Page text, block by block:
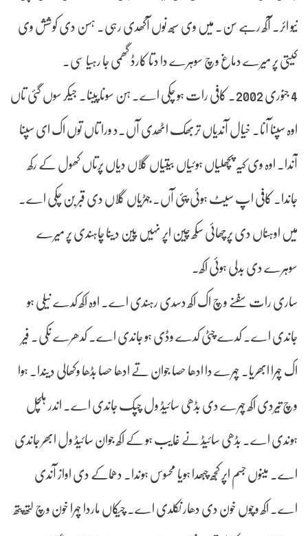
نیو ائر۔ آکھ رہے سن۔ میں وی سبھ نوں آکھدی رہی۔ ہسن دی کوشش وی
کیتی پر میرے دماغ وچ سوہرے دا دتا کارڈ گھمی جا رہیا سی۔
4 جنوری 2002۔ کافی رات ہو چکی اے۔ ہن سونا پینا۔ جیکر سوں گئی تاں
اوہ سپنا آنا۔ خیال آندیاں تربھک اٹھدی آں۔د ورا تاں توں اک ای سپنا
آندا۔ اوہ وی کیہ پچھلیاں ہوئیاں بیتیاں گلاں دیاں پرتاں کھول کے رکھ
جاندا۔ کافی اپ سیٹ ہوئی پئی آں۔ جہڑیاں گلاں دی قبر بن چکی اے۔
میں اوہناں دی پرچھائی سکھ چین اپر نہیں پین دینا چاہندی پر میرے
سوہرے دی بدلی ہوئی اکھ۔
ساری رات سفنے وچ اک اکھ دسدی رہندی اے۔ اوہ اکھ کدے نیلی ہو
جاندی اے۔ کدے چٹی کدے وڈی ہو جاندی اے۔ کدھرے نِکی۔ فیر
اک چہرا ابھریا۔ چہرے دا ادھا حصا جوان تے ادھا حصا بڈھا وکھالی دیندا۔ ہوا
وچ تیردی اکھ چہرے دی بڈھی سائیڈ ول چپک جاندی اے۔ اندر ہلچل
ہوندی اے۔ بڈھی سائیڈ نے غایب ہو کے اکھ جوان سائیڈ ول ابھر جاندی
اے۔ مینوں جسم اپر کجھ چبھدا ہویا محسوس ہوندا۔ دھماکے دی اواز آندی
اے۔ اکھ وچوں خون دی دھار نکلدی اے۔ چیکاں ماردا چہرا خون وچ لتھ پتھ